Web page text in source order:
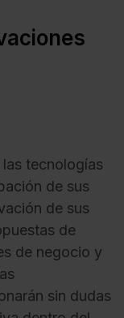
tecnologías
de sus
de sus
de
de negocio y
sin dudas